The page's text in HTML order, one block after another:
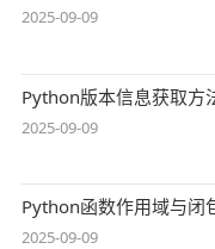
2025-09-09
Python版本信息获取方
2025-09-09
Python函数作用域与闭
2025-09-09